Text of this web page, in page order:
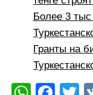
Более 3 тыс
Гранты на